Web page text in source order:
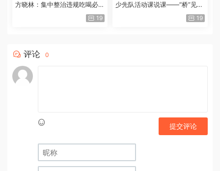
方晓林：集中整治违规吃喝必须
19
少先队活动课说课——“桥”见中
19
评论 0
提交评论